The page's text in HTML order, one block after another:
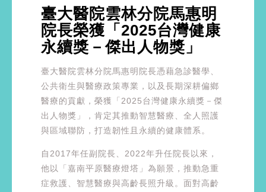
臺大醫院雲林分院馬惠明
院長榮獲「2025台灣健康
永續獎－傑出人物獎」
臺大醫院雲林分院馬惠明院長憑藉急診醫學、
公共衛生與醫療政策專業，以及長期深耕偏鄉
醫療的貢獻，榮獲「2025台灣健康永續獎－傑
出人物獎」，肯定其推動智慧醫療、全人照護
與區域聯防，打造韌性且永續的健康體系。
自2017年任副院長、2022年升任院長以來，
他以「嘉南平原醫療燈塔」為願景，推動急重
症救護、智慧醫療與高齡長照升級。面對高齡